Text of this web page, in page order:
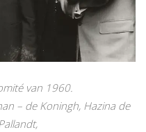
van 1960.
– de Koningh, Hazina de